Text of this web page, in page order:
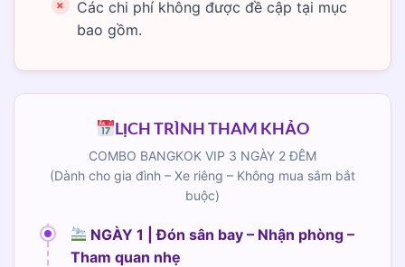
Các chi phí không được đề cập tại mục
bao gồm.
LỊCH TRÌNH THAM KHẢO
COMBO BANGKOK VIP 3 NGÀY 2 ĐÊM
(Dành cho gia đình – Xe riêng – Không mua sắm bắt
buộc)
NGÀY 1 | Đón sân bay – Nhận phòng –
Tham quan nhẹ